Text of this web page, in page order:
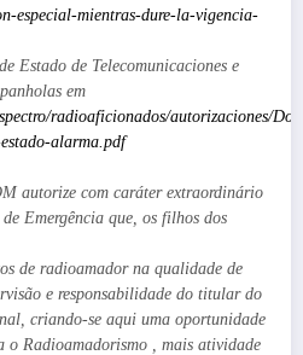
especial-mientras-dure-la-vigencia-
Estado de Telecomunicaciones e
em
radioaficionados/autorizaciones/
alarma.pdf
autorize com caráter extraordinário
Emergência que, os filhos dos
de radioamador na qualidade de
e responsabilidade do titular do
criando-se aqui uma oportunidade
o Radioamadorismo , mais atividade